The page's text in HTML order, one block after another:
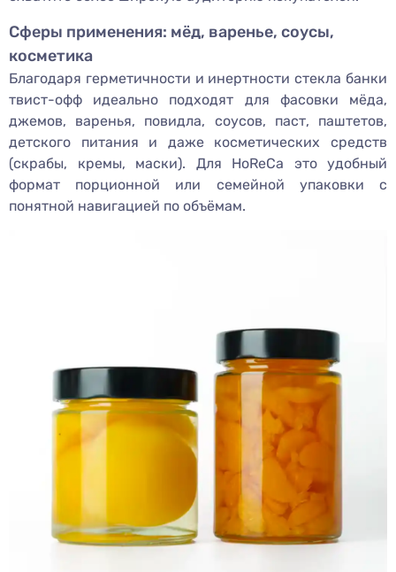
Сферы применения: мёд, варенье, соусы,
косметика
Благодаря герметичности и инертности стекла банки
твист-офф идеально подходят для фасовки мёда,
джемов, варенья, повидла, соусов, паст, паштетов,
детского питания и даже косметических средств
(скрабы, кремы, маски). Для HoReCa это удобный
формат порционной или семейной упаковки с
понятной навигацией по объёмам.